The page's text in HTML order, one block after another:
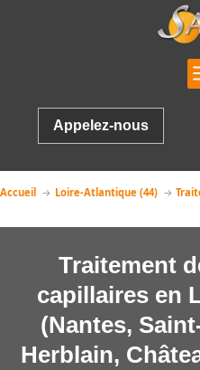
Appelez-nous
Accueil Loire-Atlantique (44)
Traitement
capillaires en
(Nantes,
Herblain,